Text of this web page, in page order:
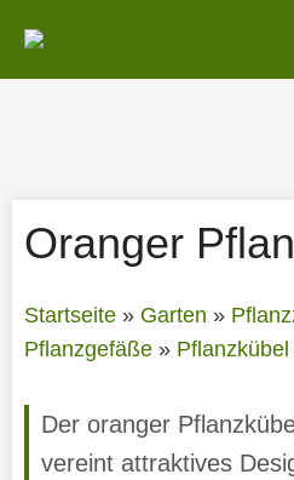
Inhalt
springen
Oranger
Startseite» Garten »
Pflanzgefäße» Pflanzkübel
Der oranger
vereint attraktives